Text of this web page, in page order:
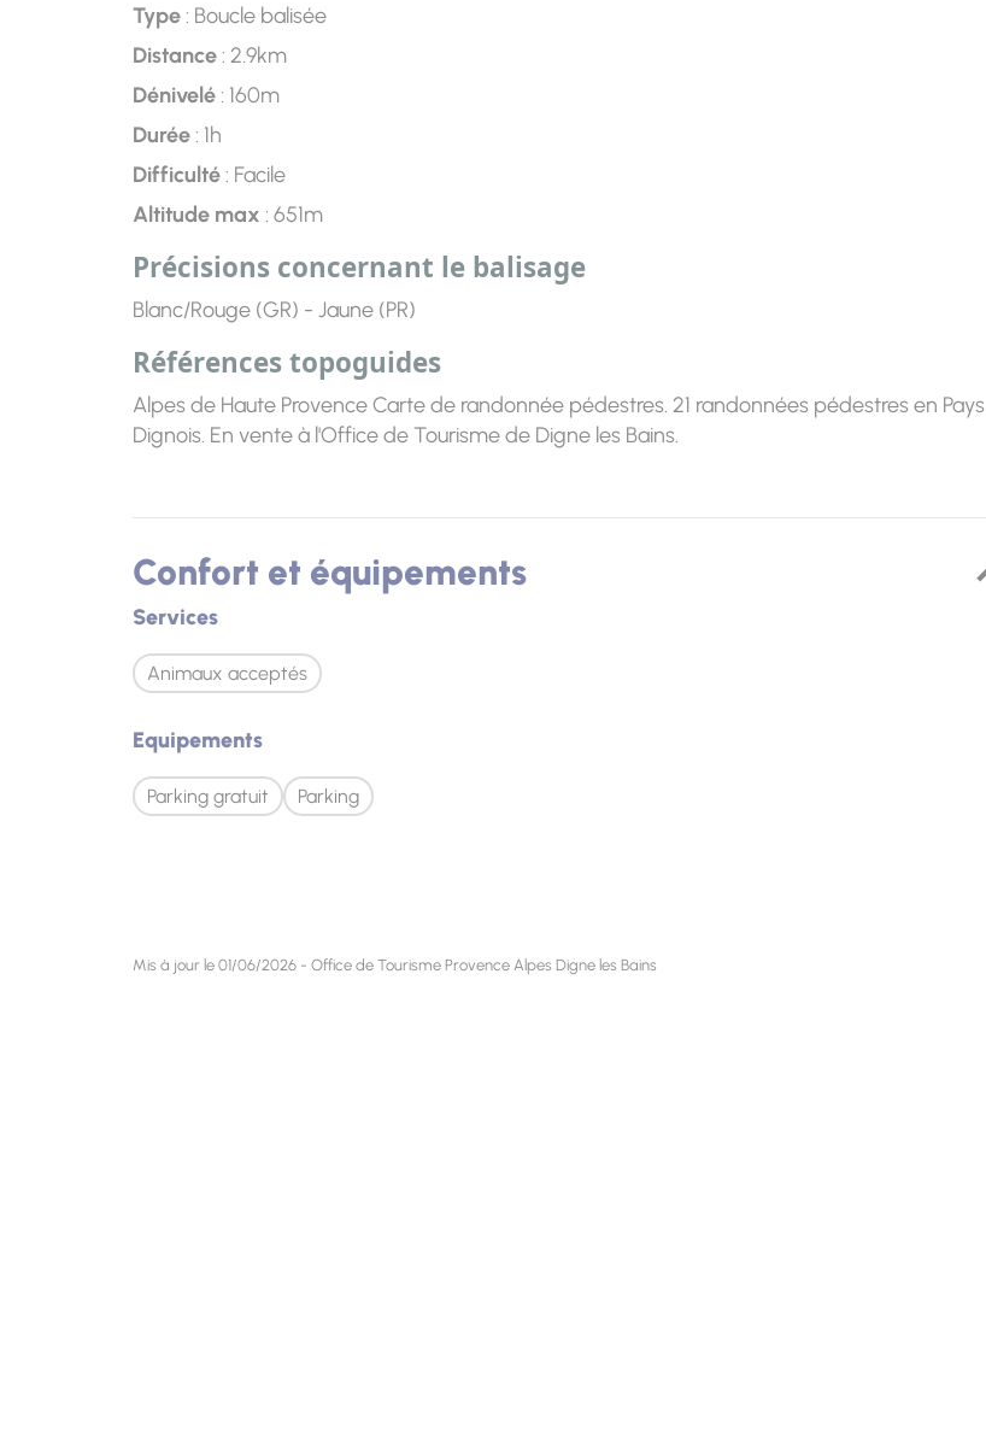
Type: Boucle balisée
Distance: 2.9km
Dénivelé: 160m
Durée: 1h
Difficulté: Facile
Altitude max : 651m
Précisions concernant le balisage
Blanc/Rouge (GR) - Jaune (PR)
Références topoguides
Alpes de Haute Provence Carte de randonnée pédestres. 21 randonnées pédestres en Pays
Dignois. En vente à l'Office de Tourisme de Digne les Bains.
Confort et équipements
Services
Animaux acceptés
Equipements
Parking gratuit Parking
Mis à jour le 01/06/2026 - Office de Tourisme Provence Alpes Digne les Bains